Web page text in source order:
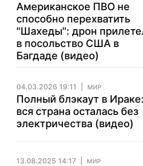
Американское ПВО не
способно перехватить
"Шахеды": дрон
в посольство США в
Багдаде (видео)
04.03.2026 19:11 МИР
Полный блэкаут в Ираке:
вся страна осталась без
электричества (видео)
13.08.2025 14:17 МИР